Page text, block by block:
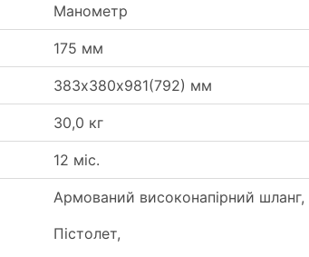
Манометр
175 мм
383х380х981(792) мм
30,0 кг
12 міс.
Армований високонапірний шланг,
Пістолет,